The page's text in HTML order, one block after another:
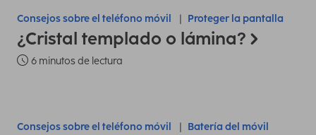
Consejos sobre el teléfono móvil Proteger la pantalla
¿Cristal templado o lámina?
6 minutos de lectura
Consejos sobre el teléfono móvil Batería del móvil